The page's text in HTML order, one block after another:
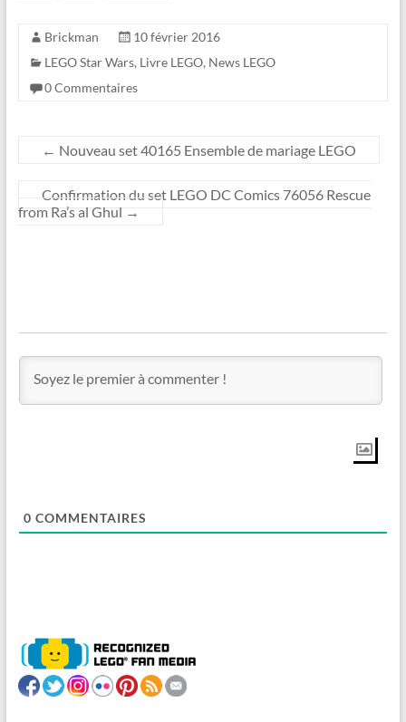
Brickman
10 février 2016
LEGO Star Wars, Livre LEGO, News LEGO
0 Commentaires
← Nouveau set 40165 Ensemble de mariage LEGO
Confirmation du set LEGO DC Comics 76056 Rescue
from Ra’s al Ghul →
0 COMMENTAIRES